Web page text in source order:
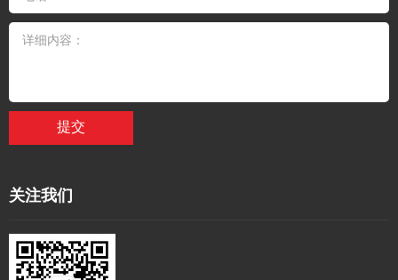
提交
关注我们